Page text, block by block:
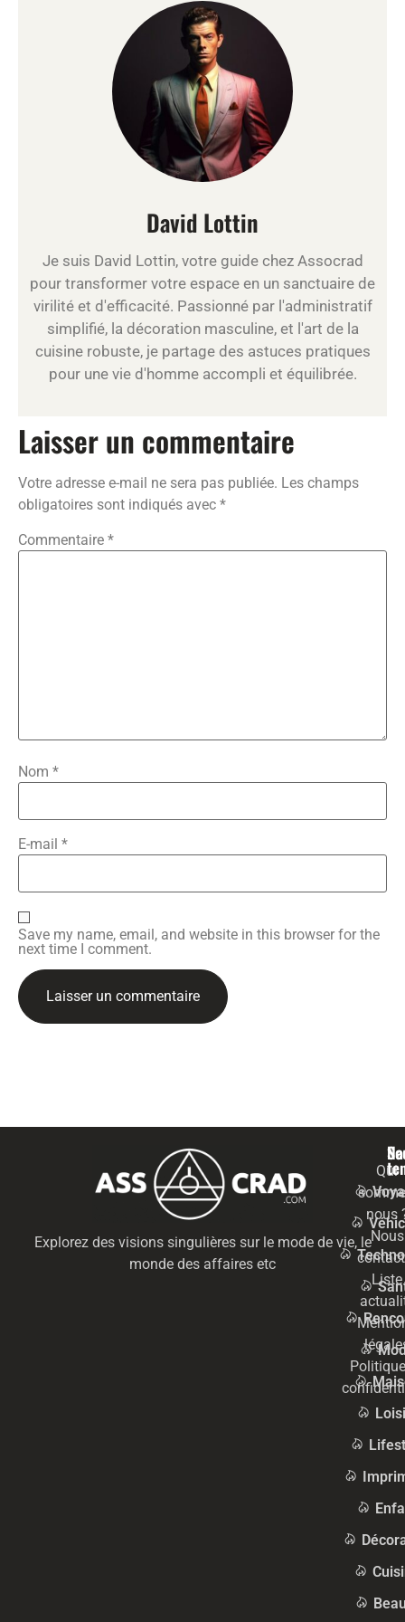
David Lottin
Je suis David Lottin, votre guide chez Assocrad
pour transformer votre espace en un sanctuaire de
virilité et d'efficacité. Passionné par l'administratif
simplifié, la décoration masculine, et l'art de la
cuisine robuste, je partage des astuces pratiques
pour une vie d'homme accompli et équilibrée.
Laisser un commentaire
Votre adresse e-mail ne sera pas publiée. Les champs
obligatoires sont indiqués avec *
Commentaire *
Nom *
E-mail *
Save my name, email, and website in this browser for the
next time I comment.
Explorez des visions singulières sur le mode de vie, le
monde des affaires etc
Qui
nous
Nous
Liste